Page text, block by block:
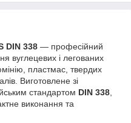
DIN 338 — професійний
вуглецевих і легованих
пластмас, твердих
Виготовлене зі
стандартом DIN 338
виконання та